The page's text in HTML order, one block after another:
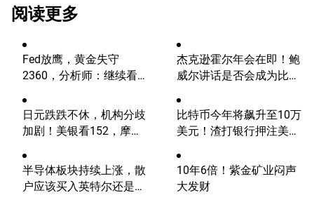
阅读更多
Fed放鹰，黄金失守
2360，分析师：继续看
杰克逊霍尔年会在即！鲍
威尔讲话是否会成为比特
日元跌跌不休，机构分歧
加剧！美银看152，摩根
比特币今年将飙升至10万
美元！渣打银行押注美国
半导体板块持续上涨，散
户应该买入英特尔还是
10年6倍！紫金矿业闷声
大发财